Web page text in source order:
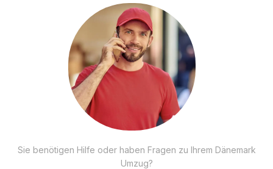
Sie benötigen Hilfe oder haben Fragen zu Ihrem Dänemark
Umzug?